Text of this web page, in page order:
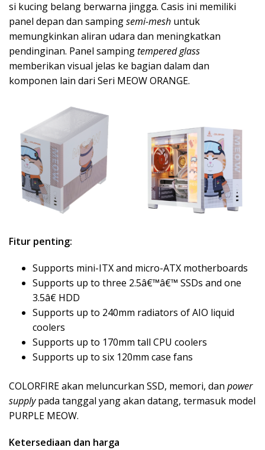
si kucing belang berwarna jingga. Casis ini memiliki
panel depan dan sampingsemi-mesh untuk
memungkinkan aliran udara dan meningkatkan
pendinginan. Panel sampingtempered glass
memberikan visual jelas ke bagian dalam dan
komponen lain dari Seri MEOW ORANGE.
Fitur penting:
Supports mini-ITX and micro-ATX motherboards
Supports up to three 2.5â€™â€™ SSDs and one
3.5â€ HDD
Supports up to 240mm radiators of AIO liquid
coolers
Supports up to 170mm tall CPU coolers
Supports up to six 120mm case fans
COLORFIRE akan meluncurkan SSD, memori, dan power
supplypada tanggal yang akan datang, termasuk model
PURPLE MEOW.
Ketersediaan dan harga